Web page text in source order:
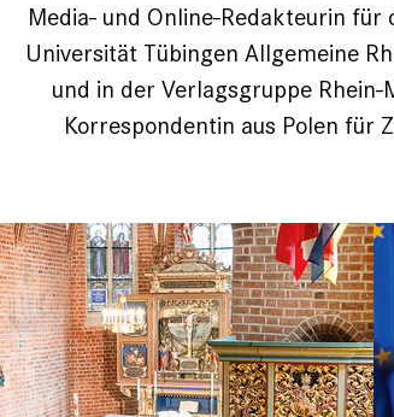
Media- und Online-Redakteurin
Universität Tübingen Allgemeine
und in der Verlagsgruppe
Korrespondentin aus Polen für